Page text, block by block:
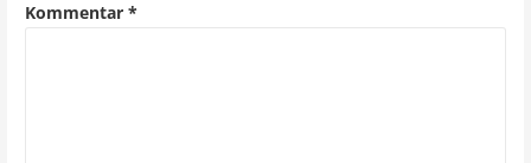
Kommentar *